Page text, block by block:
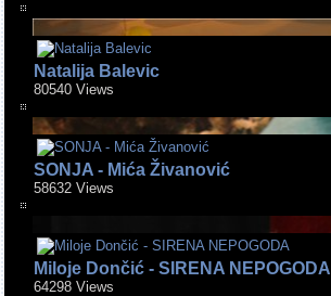
Natalija Balevic
80540 Views
SONJA - Mića Živanović
58632 Views
Miloje Dončić - SIRENA NEPOGODA
64298 Views